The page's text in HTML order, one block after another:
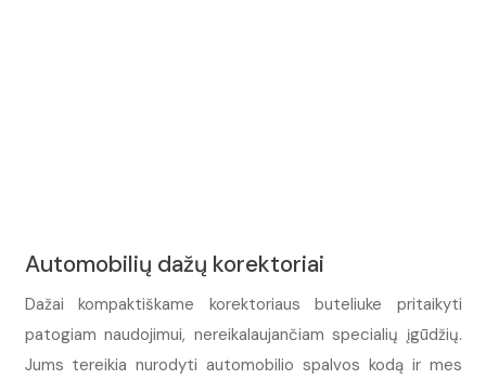
Automobilių dažų korektoriai
Dažai kompaktiškame korektoriaus buteliuke pritaikyti
patogiam naudojimui, nereikalaujančiam specialių įgūdžių.
Jums tereikia nurodyti automobilio spalvos kodą ir mes